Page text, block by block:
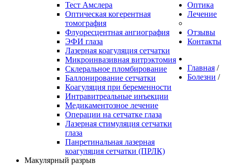
Тест Амслера
Оптическая когерентная
томография
Флуоресцентная ангиография
ЭФИ глаза
Оптика
Лечение
Лазерная коагуляция сетчатки
Микроинвазивная витрэктомия
Склеральное пломбирование
Баллонирование сетчатки
Коагуляция при беременности
Интравитреальные инъекции
Медикаментозное лечение
Операции на сетчатке глаза
Лазерная стимуляция сетчатки
глаза
Панретинальная лазерная
коагуляция сетчатки (ПРЛК)
Отзывы
Контакты
Главная /
Болезни /
Макулярный разрыв